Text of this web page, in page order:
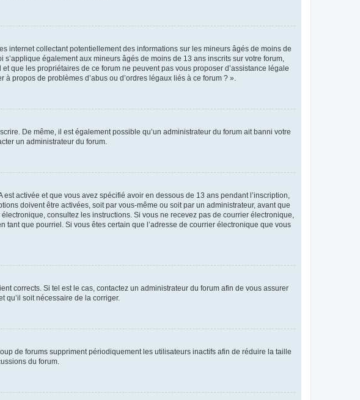
internet collectant potentiellement des informations sur les mineurs âgés de moins de
également aux mineurs âgés de moins de 13 ans inscrits sur votre forum,
que les propriétaires de ce forum ne peuvent pas vous proposer d’assistance légale
propos de problèmes d’abus ou d’ordres légaux liés à ce forum ? ».
De même, il est également possible qu’un administrateur du forum ait banni votre
un administrateur du forum.
activée et que vous avez spécifié avoir en dessous de 13 ans pendant l’inscription,
doivent être activées, soit par vous-même ou soit par un administrateur, avant que
consultez les instructions. Si vous ne recevez pas de courrier électronique,
que pourriel. Si vous êtes certain que l’adresse de courrier électronique que vous
corrects. Si tel est le cas, contactez un administrateur du forum afin de vous assurer
soit nécessaire de la corriger.
de forums suppriment périodiquement les utilisateurs inactifs afin de réduire la taille
du forum.